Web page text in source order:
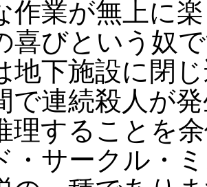
作業が無上に
喜びという奴
地下施設に閉
で連続殺人が
理することを
・サークル・